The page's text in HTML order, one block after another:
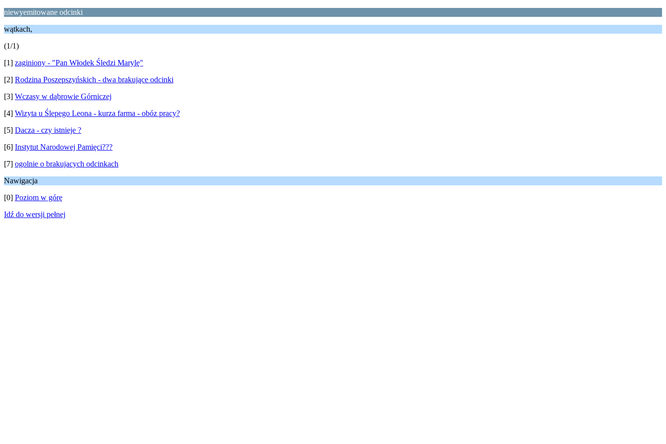
niewyemitowane odcinki
wątkach,
(1/1)
[1] zaginiony - "Pan Włodek Śledzi Marylę"
[2] Rodzina Poszepszyńskich - dwa brakujące odcinki
[3] Wczasy w dąbrowie Górniczej
[4] Wizyta u Ślepego Leona - kurza farma - obóz pracy?
[5] Dacza - czy istnieje ?
[6] Instytut Narodowej Pamięci???
[7] ogolnie o brakujacych odcinkach
Nawigacja
[0] Poziom w górę
Idź do wersji pełnej